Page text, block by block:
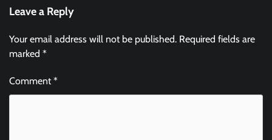
Leave a Reply
Your email address will not be published. Required fields are
marked *
Comment*